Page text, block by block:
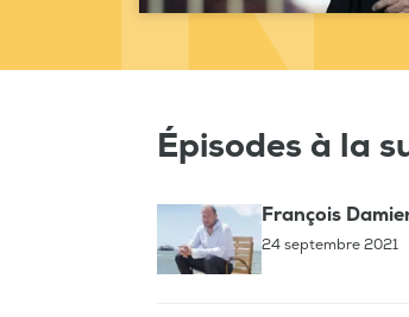
Épisodes à la
François
24 septembre 2021